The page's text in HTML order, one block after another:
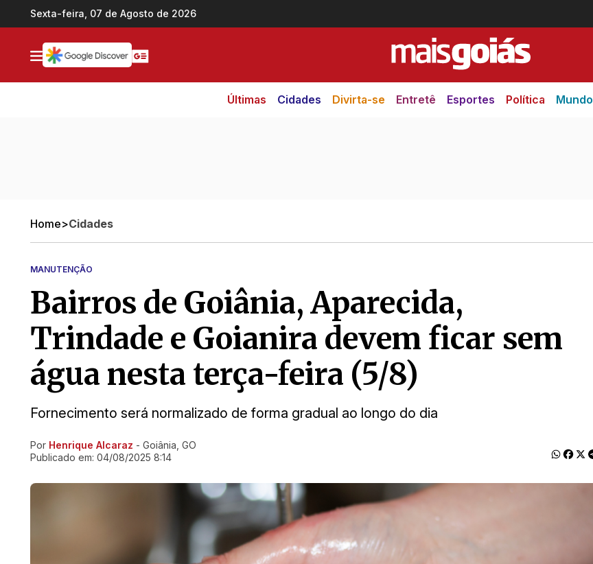
Ir direto pro conteúdo
Sexta-feira, 07 de Agosto de 2026
Últimas Cidades Divirta-se Entretê Esportes Política Mundo
Home>Cidades
MANUTENÇÃO
Bairros de Goiânia, Aparecida,
Trindade e Goianira devem ficar sem
água nesta terça-feira (5/8)
Fornecimento será normalizado de forma gradual ao longo do dia
Ir direto pra matéria
Por Henrique Alcaraz - Goiânia, GO
Publicado em: 04/08/2025 8:14